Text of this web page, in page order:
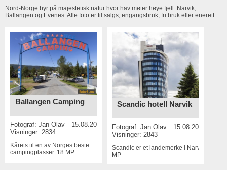
Nord-Norge byr på majestetisk natur hvor hav møter høye fjell. Narvik,
Ballangen og Evenes. Alle foto er til salgs, engangsbruk, fri bruk eller enerett.
Ballangen Camping
Fotograf: Jan Olav
15.08.2017
Visninger: 2834
Kårets til en av Norges beste
campingplasser. 18 MP
Scandic hotell Narvik
Fotograf:Jan Olav
15.08.2017
Visninger: 2843
Scandic er et landemerke i Narvik 20
MP